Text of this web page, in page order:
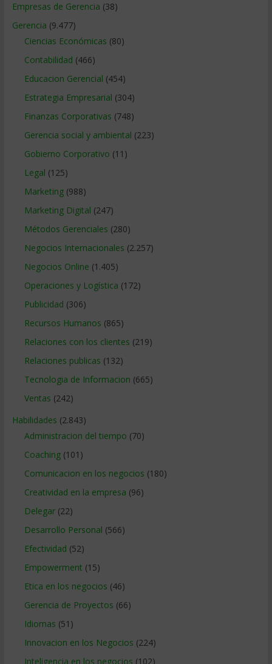
Empresas de Gerencia (38)
Gerencia (9.477)
Ciencias Económicas (80)
Contabilidad (466)
Educacion Gerencial (454)
Estrategia Empresarial (304)
Finanzas Corporativas (748)
Gerencia social y ambiental (223)
Gobierno Corporativo (11)
Legal (125)
Marketing(988)
Marketing Digital (247)
Métodos Gerenciales (280)
Negocios Internacionales (2.257)
Negocios Online (1.405)
Operaciones y Logística (172)
Publicidad (306)
Recursos Humanos (865)
Relaciones con los clientes (219)
Relaciones publicas (132)
Tecnologia de Informacion (665)
Ventas (242)
Habilidades (2.843)
Administracion del tiempo (70)
Coaching(101)
Comunicacion en los negocios (180)
Creatividad en la empresa (96)
Delegar(22)
Desarrollo Personal (566)
Efectividad (52)
Empowerment (15)
Etica en los negocios (46)
Gerencia de Proyectos (66)
Idiomas (51)
Innovacion en los Negocios (224)
Inteligencia en los negocios (102)